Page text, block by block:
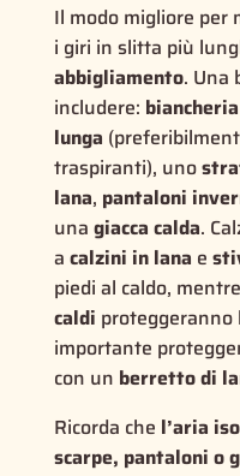
Il modo migliore per
i giri in slitta più
abbigliamento. Una
includere:
lunga
traspiranti), uno
lana, pantaloni
una giacca calda.
a calzini in lana e
piedi al caldo, mentre
caldi proteggeranno
importante
con un berretto di
Ricorda che l’aria
scarpe, pantaloni o